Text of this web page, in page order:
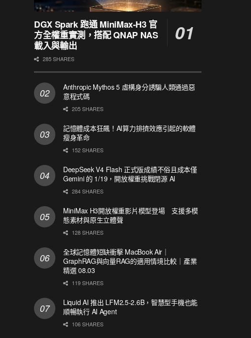
DGX Spark 跑通 MiniMax-H3 官
方全權重實測，搭配 QNAP NAS
載入與輸出
285 SHARES
Anthropic Mythos 5 虛構身分誘騙人類通過惡
意程式碼
205 SHARES
記憶體成本狂飆！AI算力排擠效應引起的軟體
瘦身革命
152 SHARES
DeepSeek V4 Flash 正式版成績不俗且成本僅
Gemini 的 1/19，開放權重挑戰閉源 AI
284 SHARES
MiniMax H3開放權重影片模型登場 支援多模
態素材與原生立體聲
128 SHARES
全球記憶體短缺衝擊 MacBook Air｜
GraphRAG與向量RAG的適用情境比較｜產業
精選 08.03
119 SHARES
Liquid AI 推出 LFM2.5-2.6B，智慧型手機也能
順暢執行 AI Agent
106 SHARES